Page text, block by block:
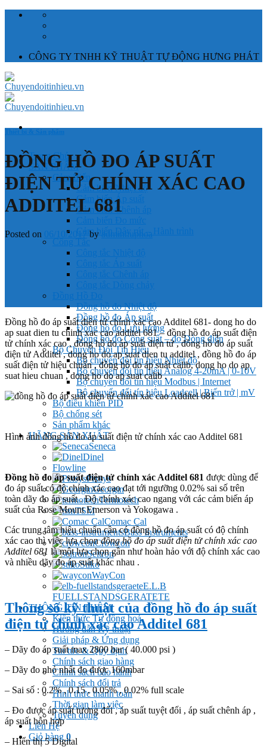
Skip
CÔNG TY TNHH KỸ THUẬT TỰ ĐỘNG HƯNG PHÁT
Trang Chủ
SẢN PHẨM
Cảm Biến
Cảm biến Nhiệt độ
Cảm biến Áp suất
Cảm biến Chênh áp
Cảm biến Đo mức
Cảm biến Dây rút – Hành trình
Công Tắc
Công tắc Nhiệt độ
Công tắc Áp suất
Công tắc Chênh áp
Công tắc Dòng chảy
Đồng Hồ Đo
Đồng hồ đo Nhiệt độ
Đồng hồ đo Áp suất
Đồng hồ đo Lưu lượng
Đồng hồ đo Công suất – đo Dòng điện
Bộ Chuyển Đổi Tín Hiệu
Bộ chuyển đổi tín hiệu Nhiệt độ
Bộ chuyển đổi tín hiệu Analog 4-20mA | 0-10V
Bộ chuyển đổi tín hiệu Modbus | Internet
Bộ chuyển đổi tín hiệu Loadcell | Biến trở | mV
Bộ điều khiển PID
Bộ chống sét
Sản phẩm khác
HÃNG SẢN XUẤT
Seneca
Dinel
Flowline
Pixsys
Georgin
Termotech
TSM
Comac Cal
Bass Instruments
Crowcon
Seitron
Stiko
WayCon
E.L.B
FUELLSTANDSGERATETE
THÔNG TIN THÊM
Kiến thức Tự đông hoá
Hướng dẫn Kỹ thuật
Giải pháp & Ứng dụng
Tin tức & Quy định
Chính sách giao hàng
Chính sách bảo hành
Chính sách đổi trả
Hình thức thanh toán
Thời gian làm việc
Tuyển dụng
Liên Hệ
Giỏ hàng 0
Thiết bị & Sản phẩm
ĐỒNG HỒ ĐO ÁP SUẤT
ĐIỆN TỬ CHÍNH XÁC CAO
ADDITEL 681
Posted on 06/10/2017byadminhuphoa
Đồng hồ đo áp suất điện tử chính xác cao Additel 681- dong ho do
ap suat dien tu chinh xac cao additel 681 – đồng hồ đo áp suất điện
tử chính xác cao , đồng hồ đo áp suất điện tử , đồng hồ đo áp suất
điện tử Additel , dong ho do ap suat dien tu additel , đồng hồ đo áp
suất điện tử hiệu chuẩn , đồng hồ đo áp suất calib, dong ho do ap
suat hieu chuan , dong ho do ap suat calib .
Hình ảnh đồng hồ đo áp suất điện tử chính xác cao Additel 681
Đồng hồ đo áp suất điện tử chính xác Additel 681 được dùng để
đo áp suất có độ chính xác cao đạt tới ngưỡng 0.02% sai số trên
toàn dãy đo áp suất . Độ chính xác cao ngang với các cảm biến áp
suất của Rose Mount Emerson và Yokogawa .
Các trung tâm hiệu chuẩn cần có đồng hồ đo áp suất có độ chính
xác cao thì việc lựa chọnđồng hồ đo áp suất điện tử chính xác cao
Additel 681 là một lựa chọn gần như hoàn hảo với độ chính xác cao
và nhiều dãy đo áp suất khác nhau .
Thông số kỹ thuật của đồng hồ đo áp suất
điện tử chính xác cao Additel 681
– Dãy đo áp suất max 2800 bar ( 40.000 psi )
– Dãy đo nhỏ nhất đo được 160mbar
– Sai số : 0.2% , 0.15 , 0.05% , 0.02% full scale
– Đo được áp suất tương đối , áp suất tuyệt đối , áp suất chênh áp ,
áp suất hỗn hợp
– Hiển thị 5 Digital